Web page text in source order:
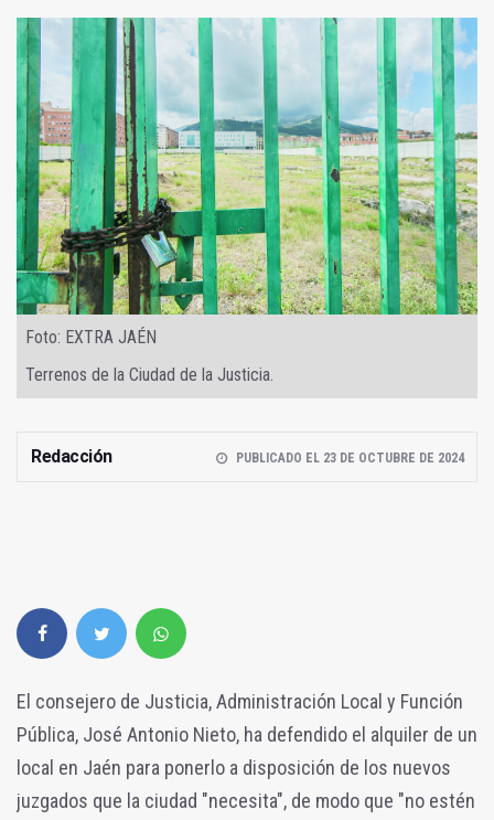
Foto: EXTRA JAÉN
Terrenos de la Ciudad de la Justicia.
Redacción PUBLICADO EL 23 DE OCTUBRE DE 2024
El consejero de Justicia, Administración Local y Función
Pública, José Antonio Nieto, ha defendido el alquiler de un
local en Jaén para ponerlo a disposición de los nuevos
juzgados que la ciudad "necesita", de modo que "no estén